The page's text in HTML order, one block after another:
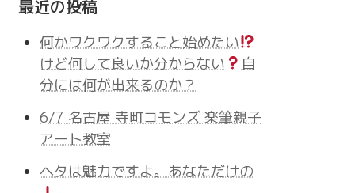
最近の投稿
何かワクワクすること始めたい
けど何して良いか分からない
自
分には何が出来るのか？
6/7 名古屋 寺町コモンズ 楽筆親子
アート教室
ヘタは魅力ですよ。あなただけの